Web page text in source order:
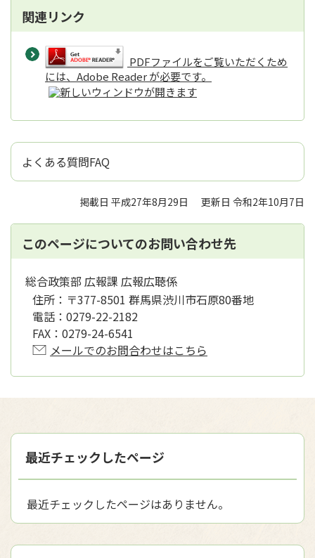
関連リンク
PDFファイルをご覧いただくため
には、Adobe Reader が必要です。
よくある質問FAQ
掲載日 平成27年8月29日 更新日 令和2年10月7日
このページについてのお問い合わせ先
総合政策部 広報課 広報広聴係
住所： 〒377-8501 群馬県渋川市石原80番地
電話： 0279-22-2182
FAX： 0279-24-6541
メールでのお問合わせはこちら
最近チェックしたページ
最近チェックしたページはありません。